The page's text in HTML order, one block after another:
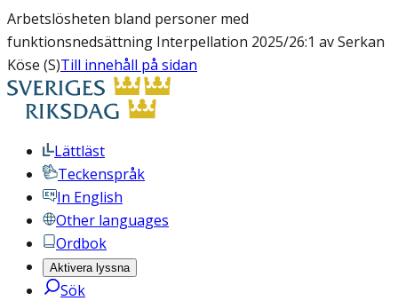
Arbetslösheten bland personer med
funktionsnedsättning Interpellation 2025/26:1 av Serkan
Köse (S)Till innehåll på sidan
Lättläst
Teckenspråk
In English
Other languages
Ordbok
Aktivera lyssna
Sök